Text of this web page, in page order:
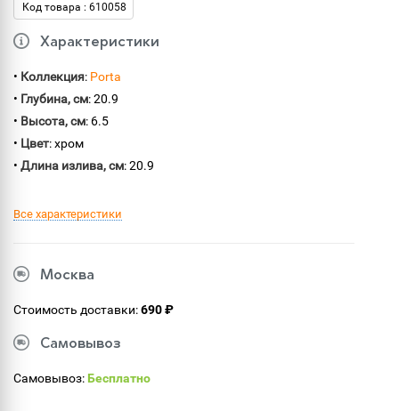
Код товара : 610058
Характеристики
• Коллекция: Porta
• Глубина, см: 20.9
• Высота, см: 6.5
• Цвет: хром
• Длина излива, см: 20.9
Все характеристики
Москва
Стоимость доставки:690 ₽
Самовывоз
Самовывоз:Бесплатно